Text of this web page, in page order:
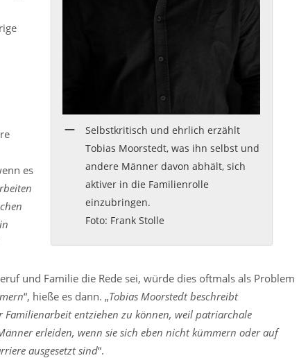
Selbstkritisch und ehrlich erzählt
Tobias Moorstedt, was ihn selbst und
andere Männer davon abhält, sich
aktiver in die Familienrolle
einzubringen.
Foto: Frank Stolle
es
und Familie die Rede sei, würde dies oftmals als Problem
“, hieße es dann. „Tobias Moorstedt beschreibt
entziehen zu können, weil patriarchale
erleiden, wenn sie sich eben nicht kümmern oder auf
ausgesetzt sind“.